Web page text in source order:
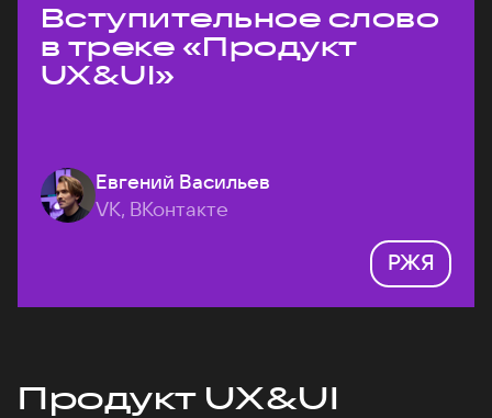
Вступительное слово
в треке «Продукт
UX&UI»
Евгений Васильев
VK, ВКонтакте
РЖЯ
Продукт UX&UI